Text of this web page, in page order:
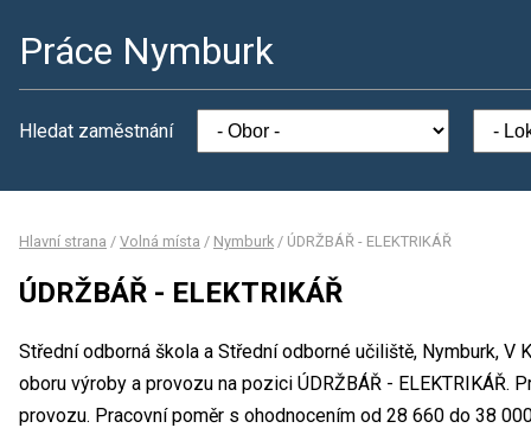
Práce Nymburk
Hledat zaměstnání
Hlavní strana / Volná místa / Nymburk / ÚDRŽBÁŘ - ELEKTRIKÁŘ
ÚDRŽBÁŘ - ELEKTRIKÁŘ
Střední odborná škola a Střední odborné učiliště, Nymburk,
oboru výroby a provozu na pozici ÚDRŽBÁŘ - ELEKTRIKÁŘ.
provozu. Pracovní poměr s ohodnocením od 28 660 do 38